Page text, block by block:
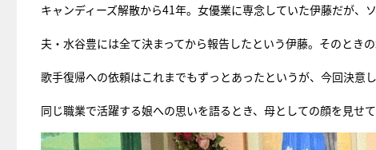
キャンディーズ解散から41年。女優業に専念していた伊藤だが、
夫・水谷豊には全て決まってから報告したという伊藤。そのとき
歌手復帰への依頼はこれまでもずっとあったというが、今回決意
同じ職業で活躍する娘への思いを語るとき、母としての顔を見せて